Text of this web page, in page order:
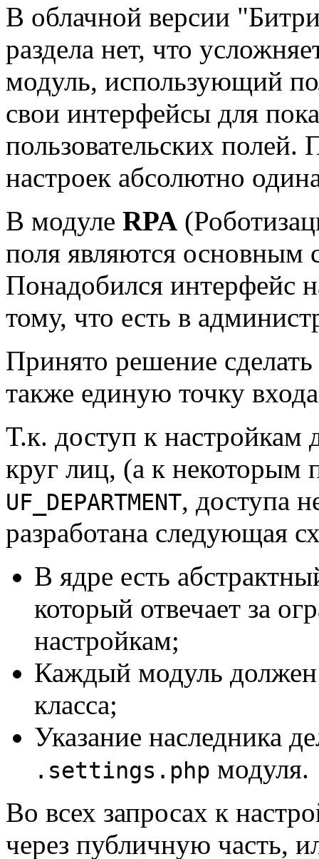
В облачной версии
раздела нет, что
модуль, использующий
свои интерфейсы для
пользовательских
настроек абсолютно
В модуле RPA
поля являются основным
Понадобился интерфейс
тому, что есть в
Принято решение
также единую точку
Т.к. доступ к
круг лиц, (а к некоторым
UF_DEPARTMENT, доступа
разработана следующая
В ядре есть
который отвечает за
настройкам;
Каждый модуль должен
класса;
Указание наследника
.settings.php модуля.
Во всех запросах к
через публичную часть,